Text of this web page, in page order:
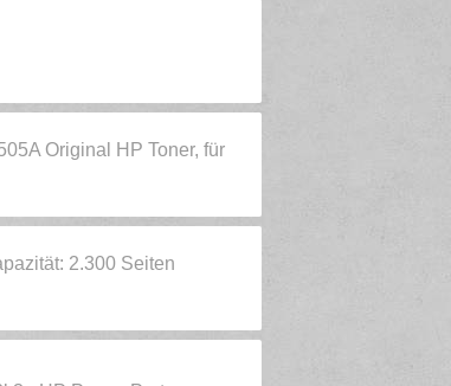
Original HP Toner, für
2.300 Seiten